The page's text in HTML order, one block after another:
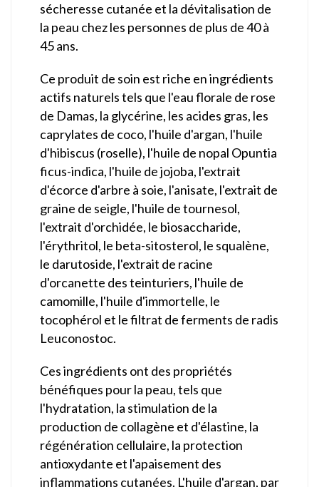
sécheresse cutanée et la dévitalisation de
la peau chez les personnes de plus de 40 à
45 ans.
Ce produit de soin est riche en ingrédients
actifs naturels tels que l'eau florale de rose
de Damas, la glycérine, les acides gras, les
caprylates de coco, l'huile d'argan, l'huile
d'hibiscus (roselle), l'huile de nopal Opuntia
ficus-indica, l'huile de jojoba, l'extrait
d'écorce d'arbre à soie, l'anisate, l'extrait de
graine de seigle, l'huile de tournesol,
l'extrait d'orchidée, le biosaccharide,
l'érythritol, le beta-sitosterol, le squalène,
le darutoside, l'extrait de racine
d'orcanette des teinturiers, l'huile de
camomille, l'huile d'immortelle, le
tocophérol et le filtrat de ferments de radis
Leuconostoc.
Ces ingrédients ont des propriétés
bénéfiques pour la peau, tels que
l'hydratation, la stimulation de la
production de collagène et d'élastine, la
régénération cellulaire, la protection
antioxydante et l'apaisement des
inflammations cutanées. L'huile d'argan, par